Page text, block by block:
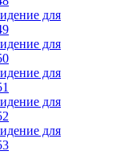
для
для
для
для
для